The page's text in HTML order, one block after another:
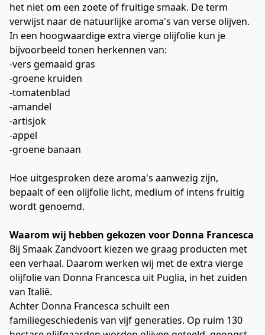
het niet om een zoete of fruitige smaak. De term
verwijst naar de natuurlijke aroma's van verse olijven.
In een hoogwaardige extra vierge olijfolie kun je
bijvoorbeeld tonen herkennen van:
-vers gemaaid gras
-groene kruiden
-tomatenblad
-amandel
-artisjok
-appel
-groene banaan
Hoe uitgesproken deze aroma's aanwezig zijn,
bepaalt of een olijfolie licht, medium of intens fruitig
wordt genoemd.
Waarom wij hebben gekozen voor Donna Francesca
Bij Smaak Zandvoort kiezen we graag producten met
een verhaal. Daarom werken wij met de extra vierge
olijfolie van Donna Francesca uit Puglia, in het zuiden
van Italië.
Achter Donna Francesca schuilt een
familiegeschiedenis van vijf generaties. Op ruim 130